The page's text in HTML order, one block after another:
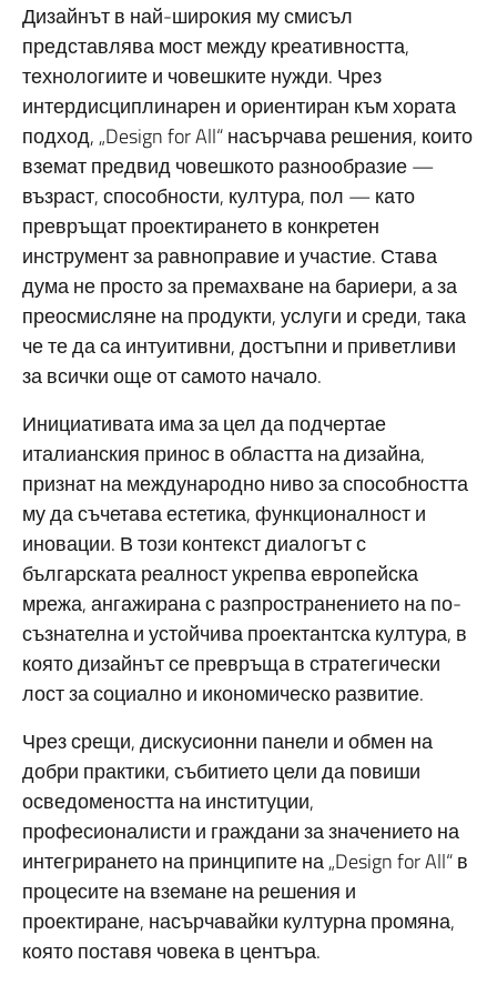
Дизайнът в най-широкия му смисъл
представлява мост между креативността,
технологиите и човешките нужди. Чрез
интердисциплинарен и ориентиран към хората
подход, „Design for All“ насърчава решения, които
вземат предвид човешкото разнообразие —
възраст, способности, култура, пол — като
превръщат проектирането в конкретен
инструмент за равноправие и участие. Става
дума не просто за премахване на бариери, а за
преосмисляне на продукти, услуги и среди, така
че те да са интуитивни, достъпни и приветливи
за всички още от самото начало.
Инициативата има за цел да подчертае
италианския принос в областта на дизайна,
признат на международно ниво за способността
му да съчетава естетика, функционалност и
иновации. В този контекст диалогът с
българската реалност укрепва европейска
мрежа, ангажирана с разпространението на по-
съзнателна и устойчива проектантска култура, в
която дизайнът се превръща в стратегически
лост за социално и икономическо развитие.
Чрез срещи, дискусионни панели и обмен на
добри практики, събитието цели да повиши
осведомеността на институции,
професионалисти и граждани за значението на
интегрирането на принципите на „Design for All“ в
процесите на вземане на решения и
проектиране, насърчавайки културна промяна,
която поставя човека в центъра.